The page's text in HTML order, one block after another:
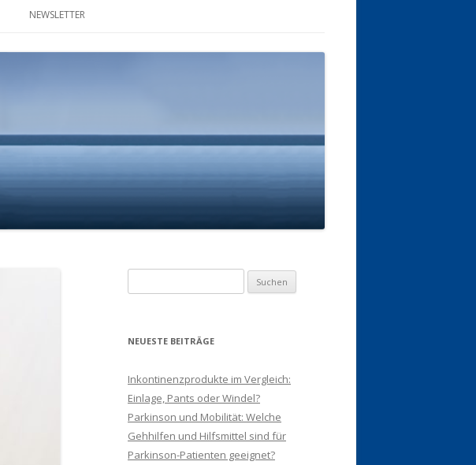
NEWSLETTER
nach:
NEUESTE BEITRÄGE
Inkontinenzprodukte im Vergleich:
Einlage, Pants oder Windel?
Parkinson und Mobilität: Welche
Gehhilfen und Hilfsmittel sind für
Parkinson-Patienten geeignet?